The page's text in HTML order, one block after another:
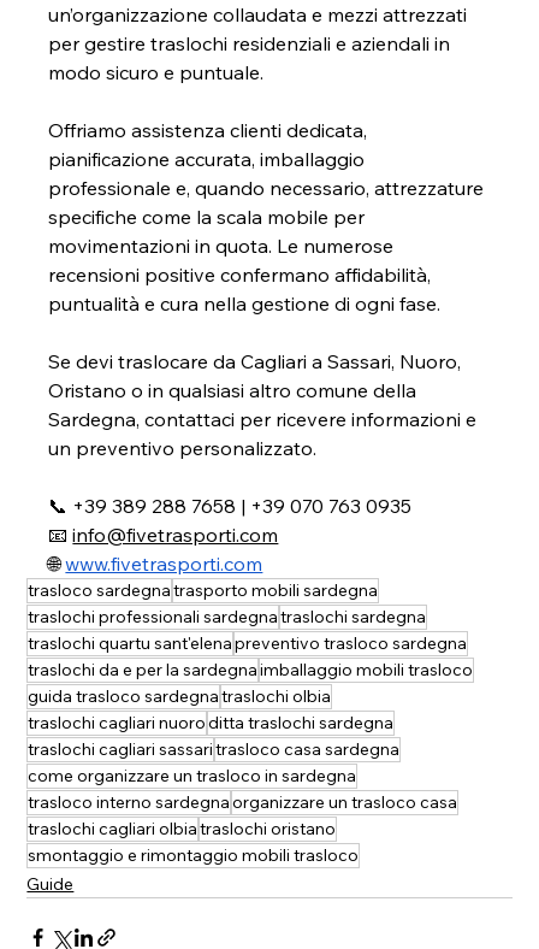
un’organizzazione collaudata e mezzi attrezzati
per gestire traslochi residenziali e aziendali in
modo sicuro e puntuale.
Offriamo assistenza clienti dedicata,
pianificazione accurata, imballaggio
professionale e, quando necessario, attrezzature
specifiche come la scala mobile per
movimentazioni in quota. Le numerose
recensioni positive confermano affidabilità,
puntualità e cura nella gestione di ogni fase.
Se devi traslocare da Cagliari a Sassari, Nuoro,
Oristano o in qualsiasi altro comune della
Sardegna, contattaci per ricevere informazioni e
un preventivo personalizzato.
📞 +39 389 288 7658 | +39 070 763 0935
📧 info@fivetrasporti.com
🌐 www.fivetrasporti.com
trasloco sardegnatrasporto mobili sardegna
traslochi professionali sardegnatraslochi sardegna
traslochi quartu sant'elenapreventivo trasloco sardegna
traslochi da e per la sardegnaimballaggio mobili trasloco
guida trasloco sardegnatraslochi olbia
traslochi cagliari nuoroditta traslochi sardegna
traslochi cagliari sassaritrasloco casa sardegna
come organizzare un trasloco in sardegna
trasloco interno sardegnaorganizzare un trasloco casa
traslochi cagliari olbiatraslochi oristano
smontaggio e rimontaggio mobili trasloco
Guide